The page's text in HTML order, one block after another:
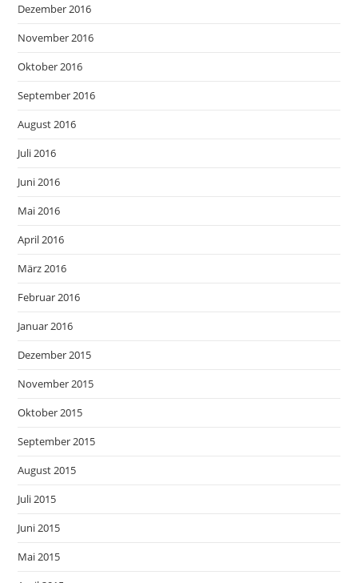
Dezember 2016
November 2016
Oktober 2016
September 2016
August 2016
Juli 2016
Juni 2016
Mai 2016
April 2016
März 2016
Februar 2016
Januar 2016
Dezember 2015
November 2015
Oktober 2015
September 2015
August 2015
Juli 2015
Juni 2015
Mai 2015